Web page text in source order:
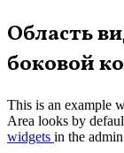
Перейти
к
содержимому
Область
боковой
This is an example
Area looks by
widgets in the